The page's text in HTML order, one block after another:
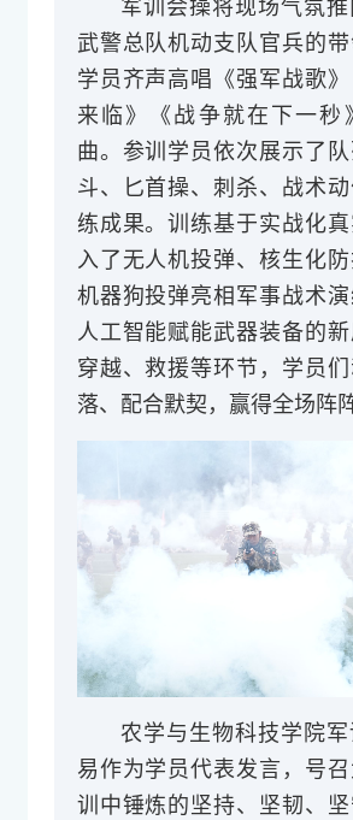
军训会操将现场气氛
武警总队机动支队官兵的
学员齐声高唱《强军战歌
来临》《战争就在下一秒
曲。参训学员依次展示了
斗、匕首操、刺杀、战术动
练成果。训练基于实战化
入了无人机投弹、核生化防
机器狗投弹亮相军事战术
人工智能赋能武器装备的
穿越、救援等环节，学员们
落、配合默契，赢得全场阵
农学与生物科技学院
易作为学员代表发言，号
训中锤炼的坚持、坚韧、